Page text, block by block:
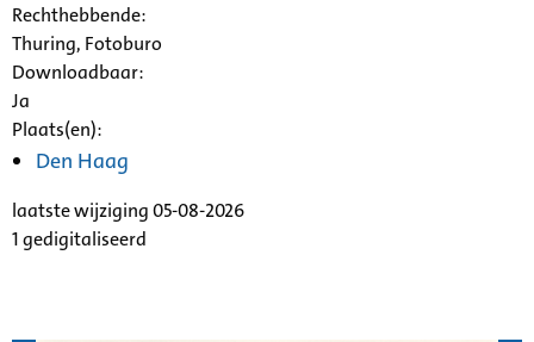
Rechthebbende:
Thuring, Fotoburo
Downloadbaar:
Ja
Plaats(en):
Den Haag
laatste wijziging 05-08-2026
1 gedigitaliseerd